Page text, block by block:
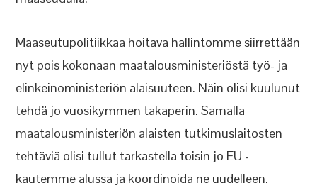
Maaseutupolitiikkaa hoitava hallintomme siirrettään
nyt pois kokonaan maatalousministeriöstä työ- ja
elinkeinoministeriön alaisuuteen. Näin olisi kuulunut
tehdä jo vuosikymmen takaperin. Samalla
maatalousministeriön alaisten tutkimuslaitosten
tehtäviä olisi tullut tarkastella toisin jo EU -
kautemme alussa ja koordinoida ne uudelleen.